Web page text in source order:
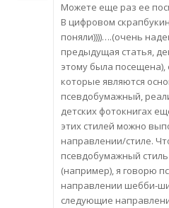
Можете еще раз ее
В цифровом
поняли))))….(очень
предыдущая статья,
этому была посещена),
которые являются
псевдобумажный,
детских фотокнигах
этих стилей можно
направлении/стиле.
псевдобумажный
(например), я говорю
направлении шебби-
следующие